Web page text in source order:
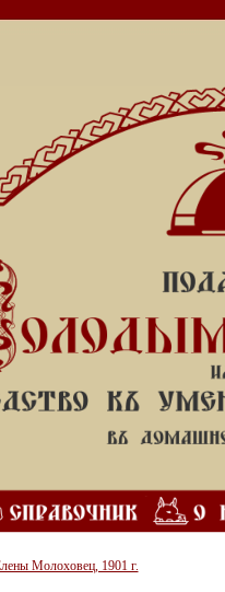
Молоховец, 1901 г.